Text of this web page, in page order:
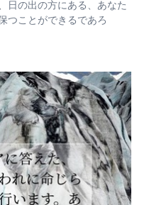
日の出の方にある、あなた
つことができるであろ